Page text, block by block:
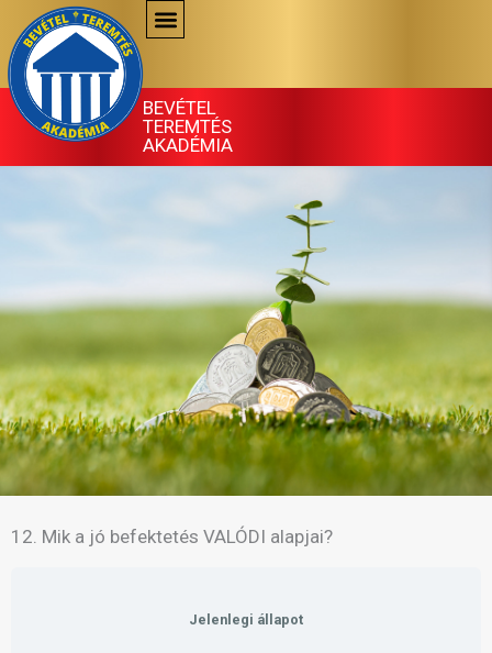
to
content
BEVÉTEL
TEREMTÉS
AKADÉMIA
12. Mik a jó befektetés VALÓDI alapjai?
Jelenlegi állapot